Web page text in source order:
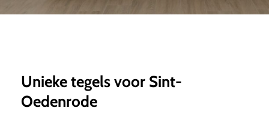
Unieke tegels voor Sint-
Oedenrode